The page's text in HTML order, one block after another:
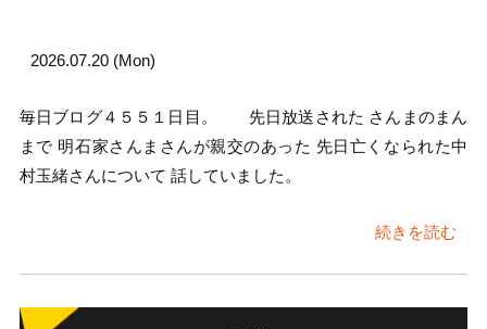
2026.07.20 (Mon)
毎日ブログ４５５１日目。 先日放送された さんまのまん
まで 明石家さんまさんが親交のあった 先日亡くなられた中
村玉緒さんについて 話していました。
続きを読む